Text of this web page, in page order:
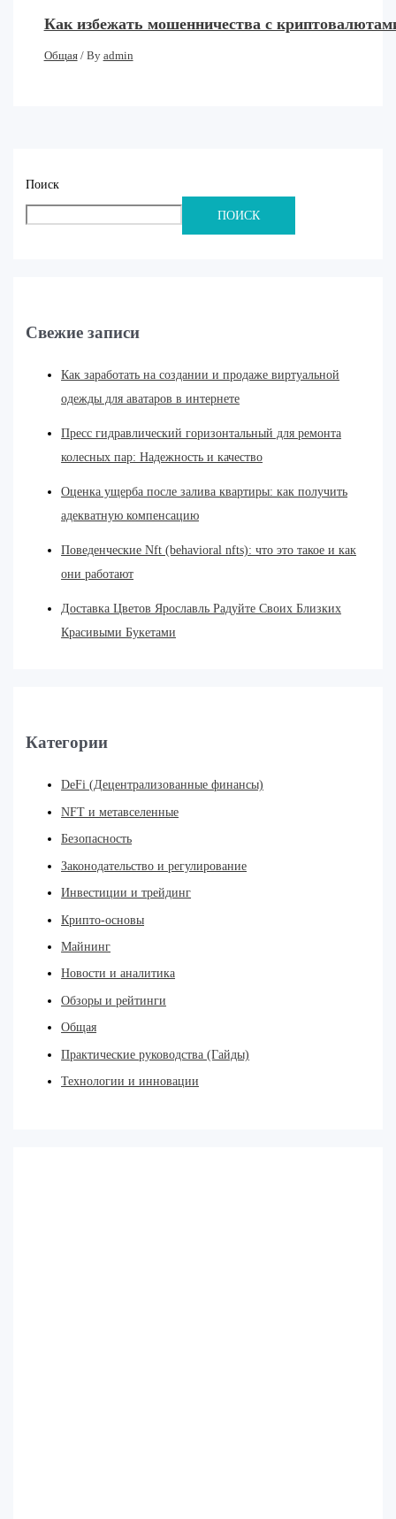
Как избежать мошенничества с
Общая/ By admin
Поиск
ПОИСК
Свежие записи
Как заработать на создании и продаже виртуальной
одежды для аватаров в интернете
Пресс гидравлический горизонтальный для ремонта
колесных пар: Надежность и качество
Оценка ущерба после залива квартиры: как получить
адекватную компенсацию
Поведенческие Nft (behavioral nfts): что это такое и как
они работают
Доставка Цветов Ярославль Радуйте Своих Близких
Красивыми Букетами
Категории
DeFi (Децентрализованные финансы)
NFT и метавселенные
Безопасность
Законодательство и регулирование
Инвестиции и трейдинг
Крипто-основы
Майнинг
Новости и аналитика
Обзоры и рейтинги
Общая
Практические руководства (Гайды)
Технологии и инновации